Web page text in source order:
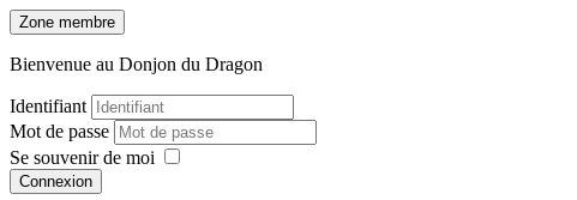
Zone membre
Bienvenue au Donjon du Dragon
Identifiant
Mot de passe
Se souvenir de moi
Connexion